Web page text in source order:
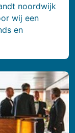
noordwijk
wij een
en